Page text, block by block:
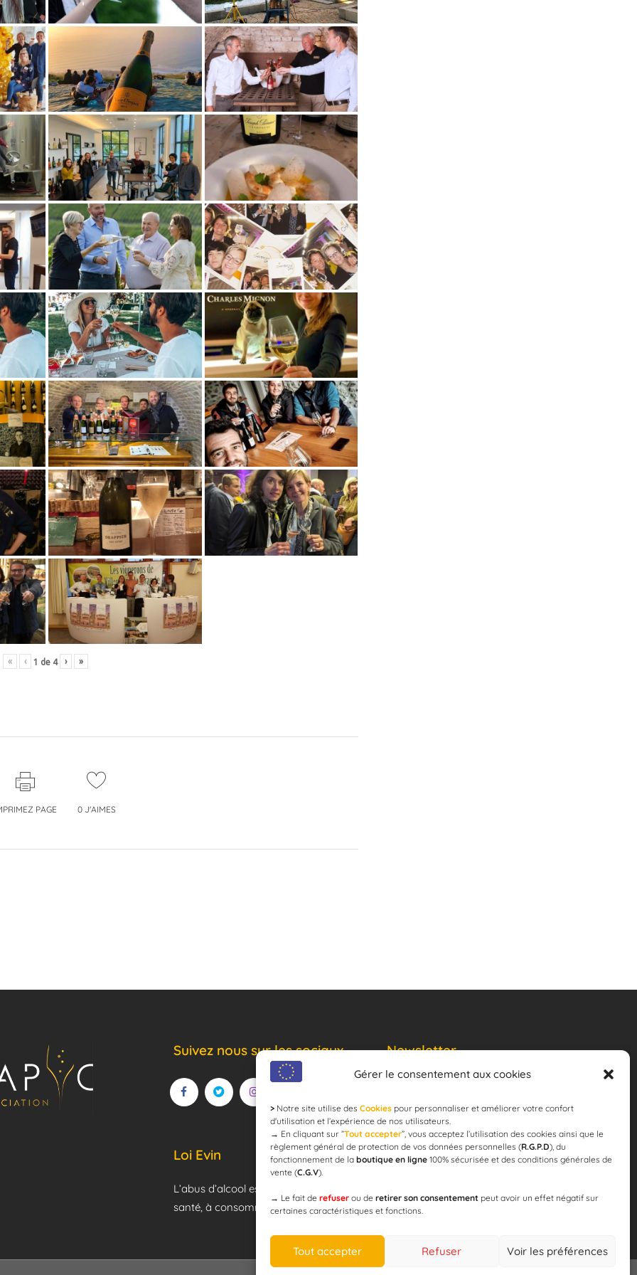
Gérer le consentement aux cookies
> Notre site utilise des Cookies pour personnaliser et améliorer votre confort
d'utilisation et l’expérience de nos utilisateurs.
→ En cliquant sur ”Tout accepter”, vous acceptez l’utilisation des cookies ainsi que le
règlement général de protection de vos données personnelles (R.G.P.D), du
fonctionnement de la boutique en ligne 100% sécurisée et des conditions générales de
vente (C.G.V).
→ Le fait de refuser ou de retirer son consentement peut avoir un effet négatif sur
certaines caractéristiques et fonctions.
Tout accepter Refuser Voir les préférences
« ‹ 1 de 4 › »
PAGE 0J'AIMES
Suivez nous sur les sociaux
Loi Evin
L’abus d’alcool est dangereux pour la
santé, à consommer avec modération !
Newsletter
email JE M'ABONNE